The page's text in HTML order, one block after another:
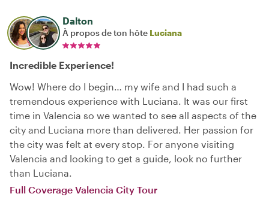
Dalton
À propos de ton hôte Luciana
Incredible Experience!
Wow! Where do I begin… my wife and I had such a
tremendous experience with Luciana. It was our first
time in Valencia so we wanted to see all aspects of the
city and Luciana more than delivered. Her passion for
the city was felt at every stop. For anyone visiting
Valencia and looking to get a guide, look no further
than Luciana.
Full Coverage Valencia City Tour